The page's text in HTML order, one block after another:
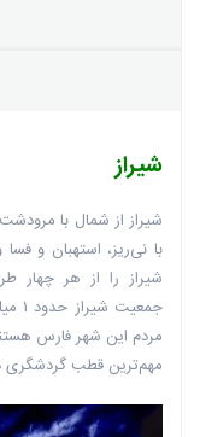
شیراز
شیراز از شمال با
با نی‌ریز، استهبان و
مردم این شهر فارس
مهم‌ترین قطب‌ گردشگری